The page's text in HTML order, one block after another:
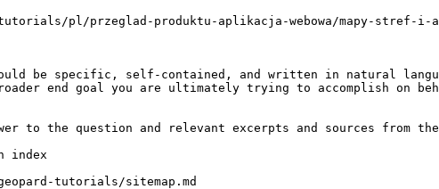
pl/przeglad-produktu-aplikacja-webowa/mapy-stref-i-
be specific, self-contained, and written in natural
end goal you are ultimately trying to accomplish on
to the question and relevant excerpts and sources from the
index
tutorials/sitemap.md